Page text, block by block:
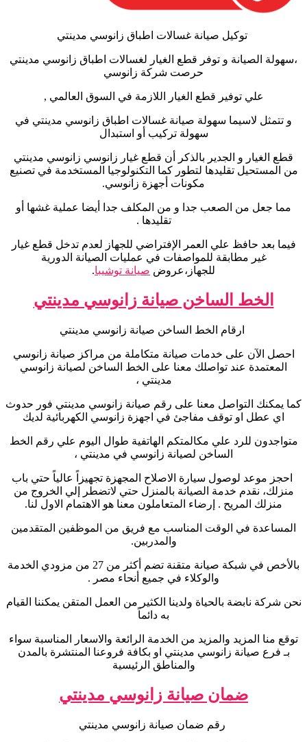
توكيل صيانة غسالات اطباق زانوسي مدينتي
،سهولة الصيانة و توفر قطع الغيار لغسالات اطباق زانوسي مدينتي
حرصت شركة زانوسي
علي توفير قطع الغيار اللازمة في السوق العالمي ,
و تتمثل لاسيما سهولة صيانة غسالات اطباق زانوسي مدينتي في
سهولة تركيب أو استبدال
قطع الغيار و الجدير بالذكر أن قطع غيار زانوسي زانوسي مدينتي
من المستحيل تقليدها لتطور كما التكنولوجيا المستخدمة في تصنيع
مكونات أجهزة زانوسي.
مما جعل من الصعب جدا و من المكلف جدا أيضا عملية غشها أو
تقليدها .
فيما بعد حافظ علي العمر الإفتراضي للجهاز لعدم تدخل قطع غيار
غير مطابقة للمواصفات في عمليات الصيانة الدورية
للجهاز،عروض صيانة توشيبا.
الخط الساخن صيانة زانوسي مدينتي
ارقام الخط الساخن صيانة زانوسي مدينتي
احصل الآن على خدمات صيانة متكاملة من مراكز صيانة زانوسي
المعتمدة عند تواصلك معنا على الخط الساخن لصيانة زانوسي
مدينتي ،
كما يمكنك التواصل معنا على رقم صيانة زانوسي مدينتي فور حدوث
اي عطل او توقف مفاجئ في اجهزة زانوسي الكهربائية لديك
متواجدون للرد علي مكالمتكم الهاتفية طوال اليوم علي رقم الخط
الساخن لصيانة زانوسي في مدينتي ،
احجز موعد لوصول سيارة الاصلاح المجهزة تجهيزاً عالياً حتي باب
منزلك، نقدم خدمة الصيانة بالمنزل حتي لاتضطر إلي الخروج من
منزلك المريح . إرضاء المتعاملون معنا هو الاهتمام الاول لنا.
المساعدة في الوقت المناسب مع فريق من الموظفين المتقدمين
والمدربين.
بالأخص في شبكة صيانة متقنة تضم أكثر من 27 من مزودي الخدمة
والوكلاء في جميع أنحاء مصر .
نحن شركة نابضة بالحياة ولدينا الكثير من العمل المتقن يمكننا القيام
به دائماً
توقع منا المزيد والمزيد من الخدمة الرائعة والاسعار المناسبة سواء
بـ فرع صيانة زانوسي مدينتي او بكافة فروعنا المنتشرة بالمدن
والمناطق الرئيسية
ضمان صيانة زانوسي مدينتي
رقم ضمان صيانة زانوسي مدينتي